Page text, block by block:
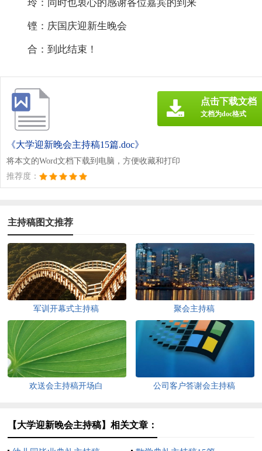
玲：同时也衷心的感谢各位嘉宾的到来
铿：庆国庆迎新生晚会
合：到此结束！
《大学迎新晚会主持稿15篇.doc》
将本文的Word文档下载到电脑，方便收藏和打印
推荐度：
点击下载文档
文档为doc格式
主持稿图文推荐
军训开幕式主持稿 聚会主持稿
欢送会主持稿开场白 公司客户答谢会主持稿
【大学迎新晚会主持稿】相关文章：